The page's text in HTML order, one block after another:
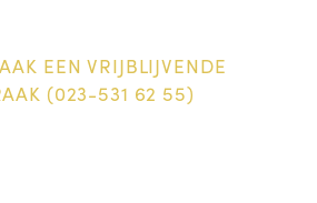
EEN VRIJBLIJVENDE
(023-531 62 55)